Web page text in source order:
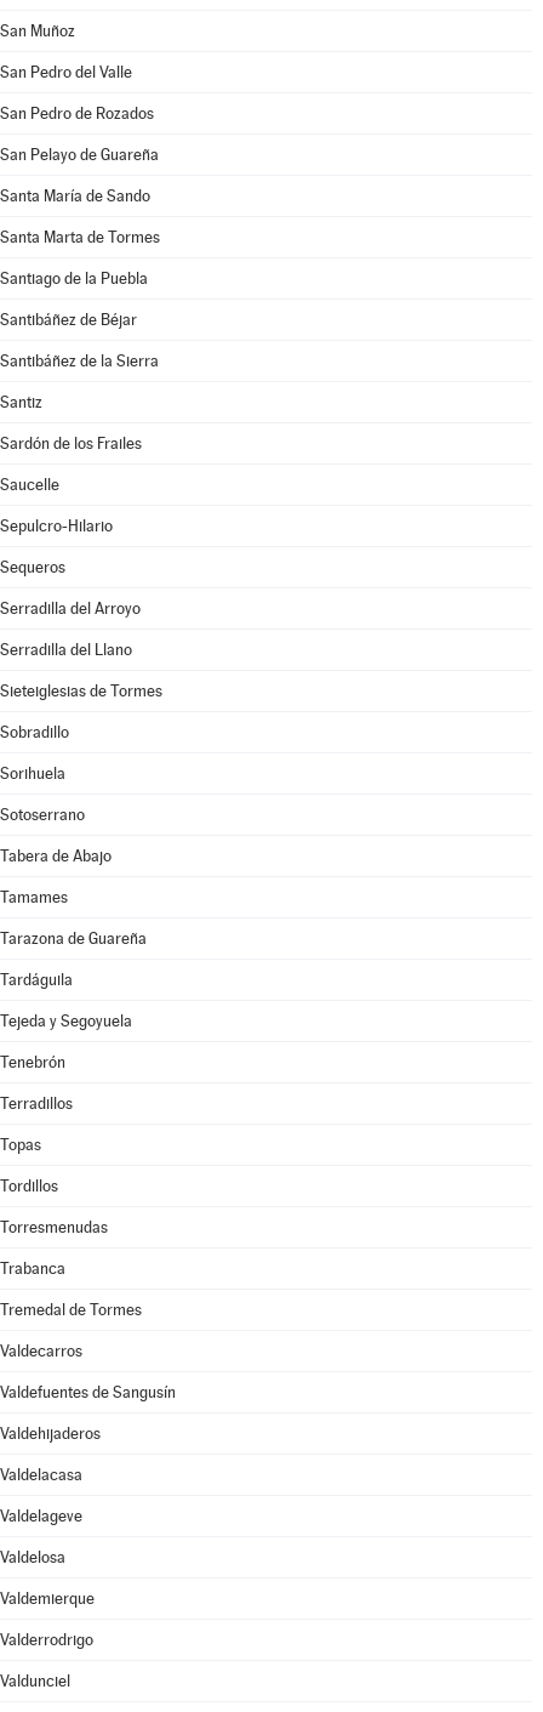
San Muñoz
San Pedro del Valle
San Pedro de Rozados
San Pelayo de Guareña
Santa María de Sando
Santa Marta de Tormes
Santiago de la Puebla
Santibáñez de Béjar
Santibáñez de la Sierra
Santiz
Sardón de los Frailes
Saucelle
Sepulcro-Hilario
Sequeros
Serradilla del Arroyo
Serradilla del Llano
Sieteiglesias de Tormes
Sobradillo
Sorihuela
Sotoserrano
Tabera de Abajo
Tamames
Tarazona de Guareña
Tardáguila
Tejeda y Segoyuela
Tenebrón
Terradillos
Topas
Tordillos
Torresmenudas
Trabanca
Tremedal de Tormes
Valdecarros
Valdefuentes de Sangusín
Valdehijaderos
Valdelacasa
Valdelageve
Valdelosa
Valdemierque
Valderrodrigo
Valdunciel